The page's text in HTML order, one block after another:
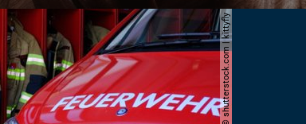
© shutterstock.com | kittyfly